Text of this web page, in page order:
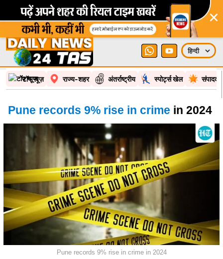
×
टॉप न्यूज़ राज्य-शहर अंतर्राष्ट्रीय स्पोर्ट्स खेल
Pune records 9% rise in crime in 2024
Pune records 9% rise in crime in 2024